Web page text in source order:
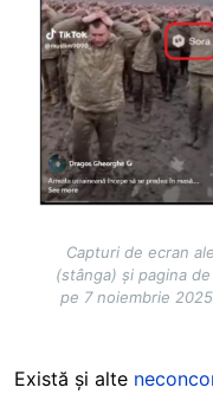
Capturi de ecran
(stânga) și pagina
pe 7 noiembrie
Există și alte